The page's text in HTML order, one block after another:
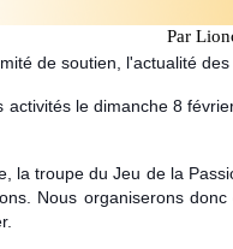
Par
de soutien, l'actualité
activités le dimanche 8
la troupe du Jeu de la
Nous organiserons